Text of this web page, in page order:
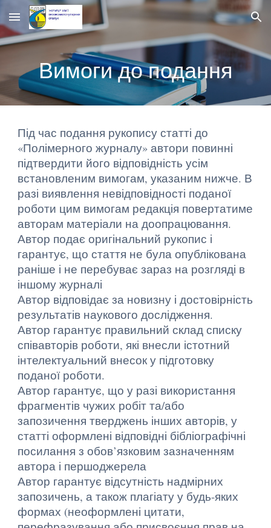
Skip to main content Skip to navigation
Вимоги до подання
Під час подання рукопису статті до
«Полімерного журналу» автори повинні
підтвердити його відповідність усім
встановленим вимогам, указаним нижче. В
разі виявлення невідповідності поданої
роботи цим вимогам редакція повертатиме
авторам матеріали на доопрацювання.
Автор подає оригінальний рукопис і
гарантує, що стаття не була опублікована
раніше і не перебуває зараз на розгляді в
іншому журналі
Автор відповідає за новизну і достовірність
результатів наукового дослідження.
Автор гарантує правильний склад списку
співавторів роботи, які внесли істотний
інтелектуальний внесок у підготовку
поданої роботи.
Автор гарантує, що у разі використання
фрагментів чужих робіт та/або
запозичення тверджень інших авторів, у
статті оформлені відповідні бібліографічні
посилання з обов’язковим зазначенням
автора і першоджерела
Автор гарантує відсутність надмірних
запозичень, а також плагіату у будь-яких
формах (неоформлені цитати,